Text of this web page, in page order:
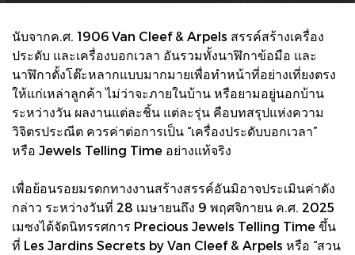
นับจากค.ศ. 1906 Van Cleef & Arpels สรรค์สร้างเครื่อง
ประดับ และเครื่องบอกเวลา อันรวมทั้งนาฬิกาข้อมือ และ
นาฬิกาตั้งโต๊ะหลากแบบมากมายเพื่อทำหน้าที่อย่างเที่ยงตรง
ให้แก่เหล่าลูกค้า ไม่ว่าจะภายในบ้าน หรือยามอยู่นอกบ้าน
ระหว่างวัน ผลงานแต่ละชิ้น แต่ละรุ่น คือบทสรุปแห่งความ
วิจิตรประณีต ควรค่าต่อการเป็น “เครื่องประดับบอกเวลา”
หรือ Jewels Telling Time อย่างแท้จริง
เพื่อย้อนรอยมรดกทางงานสร้างสรรค์อันมิอาจประเมินค่าดัง
กล่าว ระหว่างวันที่ 28 เมษายนถึง 9 พฤศจิกายน ค.ศ. 2025
เมซงได้จัดนิทรรศการ Precious Jewels Telling Time ขึ้น
ที่ Les Jardins Secrets by Van Cleef & Arpels หรือ “สวน